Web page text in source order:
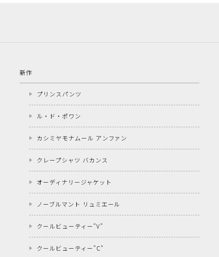
新作
プリンスパンツ
ル・ド・ポワン
カシミヤモナムール アンファン
クレープシャツ バカンス
オーディナリージャケット
ノーブルマント リュミエール
クールビューティー"V"
クールビューティー"C"